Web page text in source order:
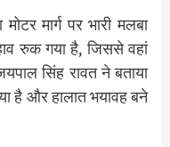
मार्ग पर भारी मलबा
रुक गया है, जिससे वहां
सिंह रावत ने बताया
है और हालात भयावह बने